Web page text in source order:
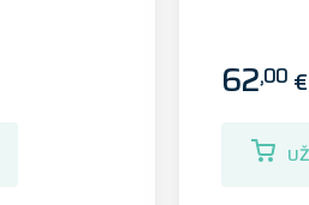
62,00 €